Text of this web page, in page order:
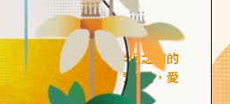
好友型
柑、橙花
中的點滴，重視與伴侶之間的
要的關鍵詞。對他們來說，愛
處的共鳴和理解。